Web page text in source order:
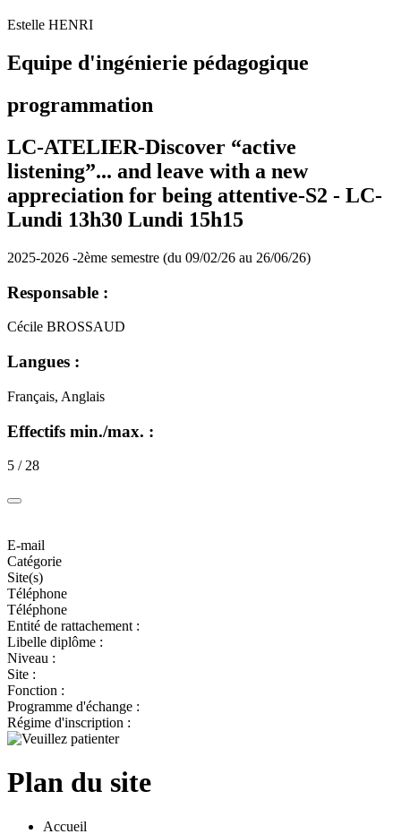
Estelle HENRI
Equipe d'ingénierie pédagogique
programmation
LC-ATELIER-Discover “active
listening”... and leave with a new
appreciation for being attentive-S2 - LC-
Lundi 13h30 Lundi 15h15
2025-2026 -2ème semestre (du 09/02/26 au 26/06/26)
Responsable :
Cécile BROSSAUD
Langues :
Français, Anglais
Effectifs min./max. :
5 / 28
E-mail
Catégorie
Site(s)
Téléphone
Téléphone
Entité de rattachement :
Libelle diplôme :
Niveau :
Site :
Fonction :
Programme d'échange :
Régime d'inscription :
Plan du site
Accueil